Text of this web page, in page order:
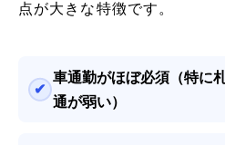
点が大きな特徴です。
車通勤がほぼ必須（特に
通が弱い）